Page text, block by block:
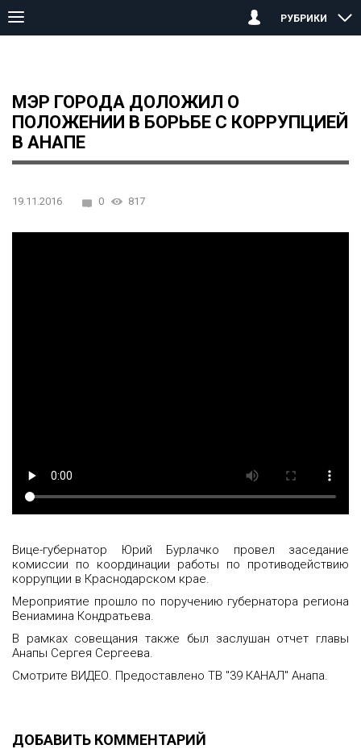
РУБРИКИ
Мэр города доложил о положении
МЭР ГОРОДА ДОЛОЖИЛ О
ПОЛОЖЕНИИ В БОРЬБЕ С КОРРУПЦИЕЙ
В АНАПЕ
19.11.2016 0 817
Вице-губернатор Юрий Бурлачко провел заседание
комиссии по координации работы по противодействию
коррупции в Краснодарском крае.
Мероприятие прошло по поручению губернатора региона
Вениамина Кондратьева.
В рамках совещания также был заслушан отчет главы
Анапы Сергея Сергеева.
Смотрите ВИДЕО. Предоставлено ТВ "39 КАНАЛ" Анапа.
ДОБАВИТЬ КОММЕНТАРИЙ